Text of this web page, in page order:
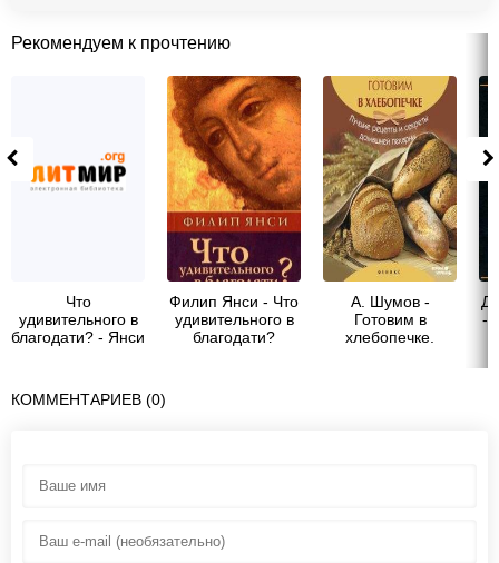
Рекомендуем к прочтению
Что
удивительного в
благодати? - Янси
Филип Янси - Что
удивительного в
благодати?
А. Шумов -
Готовим в
хлебопечке.
-
КОММЕНТАРИЕВ (0)